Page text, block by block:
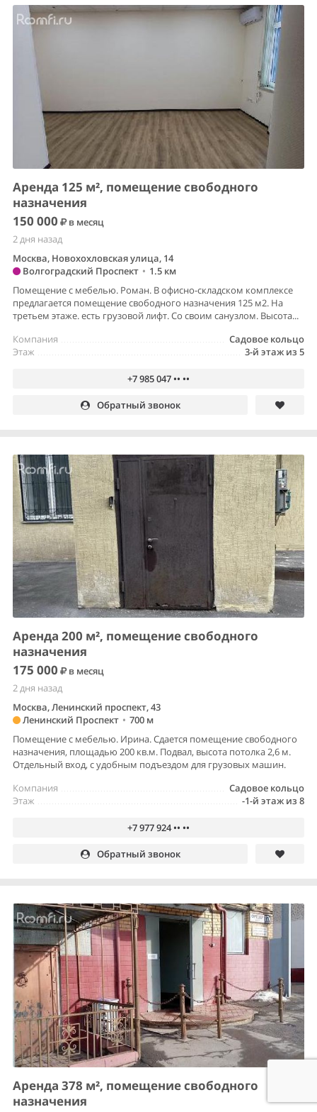
Аренда 125 м², помещение свободного
назначения
150 000
в месяц
2 дня назад
Москва, Новохохловская улица, 14
Волгоградский Проспект • 1.5 км
Помещение с мебелью. Роман. В офисно-складском комплексе
предлагается помещение свободного назначения 125 м2. На
третьем этаже. есть грузовой лифт. Со своим санузлом. Высота...
Садовое кольцо
Компания
3-й этаж из 5
Этаж
+7 985 047 •• ••
Обратный звонок
Аренда 200 м², помещение свободного
назначения
175 000
в месяц
2 дня назад
Москва, Ленинский проспект, 43
Ленинский Проспект • 700 м
Помещение с мебелью. Ирина. Сдается помещение свободного
назначения, площадью 200 кв.м. Подвал, высота потолка 2,6 м.
Отдельный вход, с удобным подъездом для грузовых машин.
Садовое кольцо
Компания
-1-й этаж из 8
Этаж
+7 977 924 •• ••
Обратный звонок
Аренда 378 м², помещение свободного
назначения